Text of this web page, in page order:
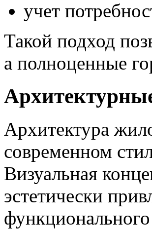
учет
Такой подход
а полноценные
Архитектура
современном
Визуальная
эстетически